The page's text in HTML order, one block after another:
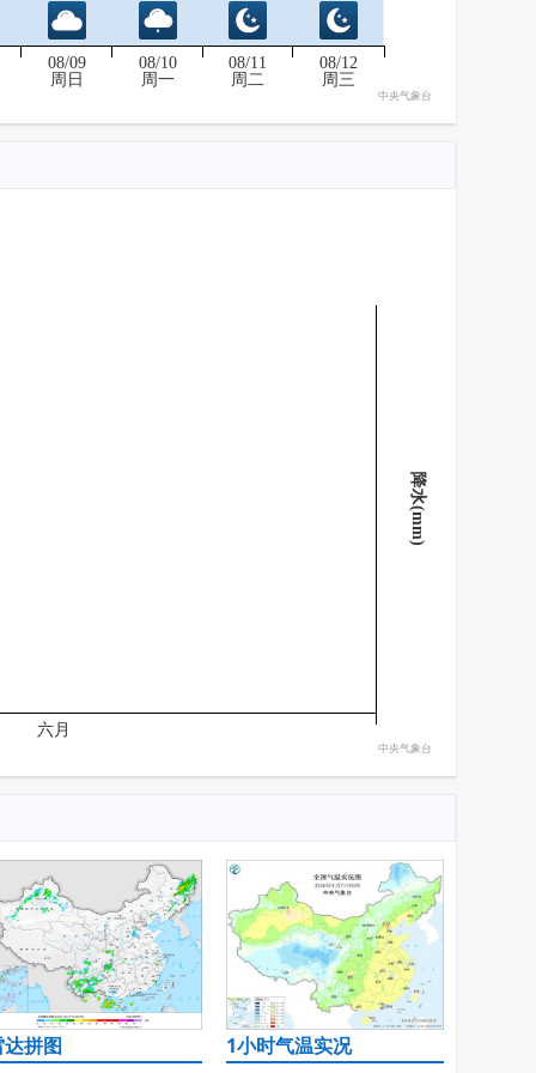
08/09
周日
08/10
周一
08/11
周二
08/12
周三
中央气象台
降水(mm)
六月
中央气象台
拼图 1小时气温实况